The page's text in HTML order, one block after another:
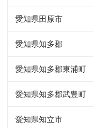
愛知県田原市
愛知県知多郡
愛知県知多郡東浦町
愛知県知多郡武豊町
愛知県知立市